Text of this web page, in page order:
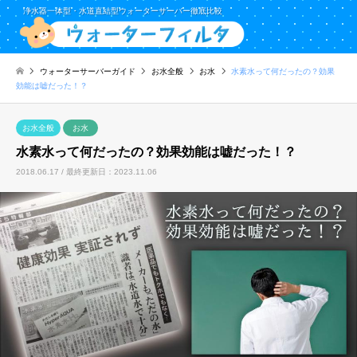
浄水器一体型・水道直結型ウォーターサーバー徹底比較
ウォーターサーバーガイド お水全般 お水
水素水って何だったの？効果
効能は嘘だった！？
お水全般 お水
水素水って何だったの？効果効能は嘘だった！？
2018.06.17 / 最終更新日：2023.11.06